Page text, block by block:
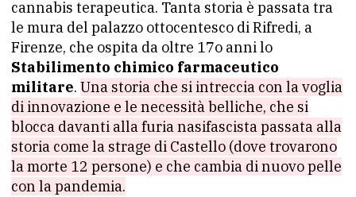
cannabis terapeutica. Tanta storia è passata tra
le mura del palazzo ottocentesco di Rifredi, a
Firenze, che ospita da oltre 17o anni lo
Stabilimento chimico farmaceutico
militare. Una storia che si intreccia con la voglia
di innovazione e le necessità belliche, che si
blocca davanti alla furia nasifascista passata alla
storia come la strage di Castello (dove trovarono
la morte 12 persone) e che cambia di nuovo pelle
con la pandemia.